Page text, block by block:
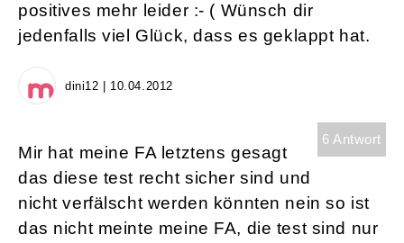
positives mehr leider :- ( Wünsch dir
jedenfalls viel Glück, dass es geklappt hat.
dini12 | 10.04.2012
6 Antwort
Mir hat meine FA letztens gesagt
das diese test recht sicher sind und
nicht verfälscht werden könnten nein so ist
das nicht meinte meine FA, die test sind nur